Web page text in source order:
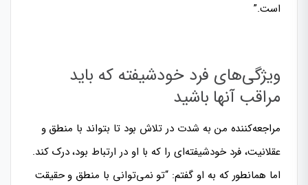
است.”
ویژگی‌های فرد خودشیفته که باید
مراقب آنها باشید
مراجعه‌کننده من به شدت در تلاش بود تا بتواند با منطق و
عقلانیت، فرد خودشیفته‌ای را که با او در ارتباط بود، درک کند.
اما همانطور که به او گفتم: “تو نمی‌توانی با منطق و حقیقت